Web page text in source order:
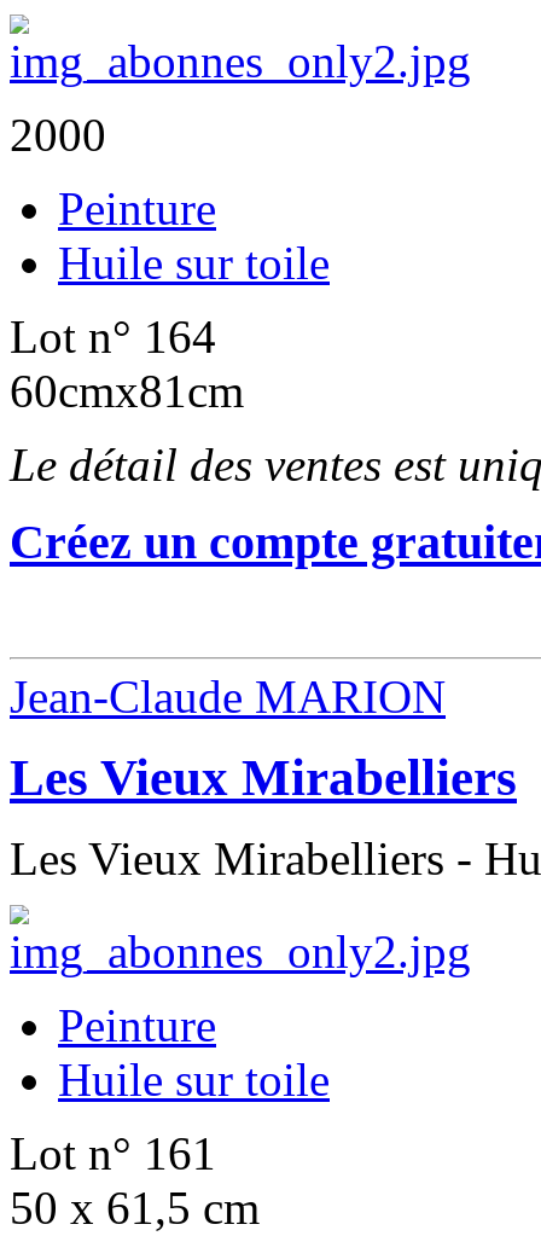
2000
Peinture
Huile sur toile
Lot n° 164
60cmx81cm
Le détail des ventes est
Créez un compte
Jean-Claude MARION
Les Vieux Mirabelliers
Les Vieux Mirabelliers -
Peinture
Huile sur toile
Lot n° 161
50 x 61,5 cm